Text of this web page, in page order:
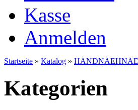
Kasse
Anmelden
Startseite » Katalog »
Kategorien